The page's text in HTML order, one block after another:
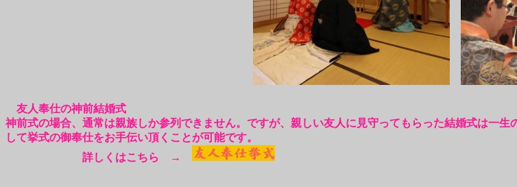
友人奉仕の神前結婚式
神前式の場合、通常は親族しか参列できません。ですが、親しい友人に見守ってもらった結婚式は一
して挙式の御奉仕をお手伝い頂くことが可能です。
詳しくはこちら →